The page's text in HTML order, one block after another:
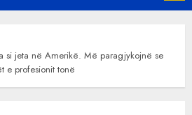
si jeta në Amerikë. Më paragjykojnë se
e profesionit tonë